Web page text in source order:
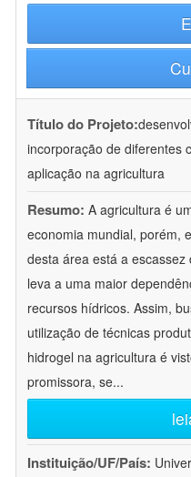
Título do Projeto:
incorporação de diferentes
aplicação na agricultura
Resumo: A agricultura é
economia mundial, porém,
desta área está a
leva a uma maior
recursos hídricos. Assim,
utilização de técnicas
hidrogel na agricultura é
promissora, se...
Instituição/UF/País: